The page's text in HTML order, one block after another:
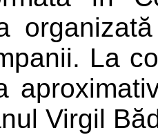
La
Virgil